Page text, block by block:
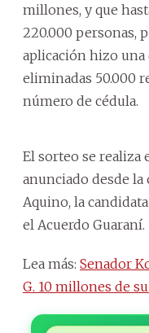
millones, y que
220.000 personas,
aplicación hizo
eliminadas 50.000
número de cédula.
El sorteo se realiza
anunciado desde la
Aquino, la
el Acuerdo Guaraní.
Lea más: Senador
G. 10 millones de